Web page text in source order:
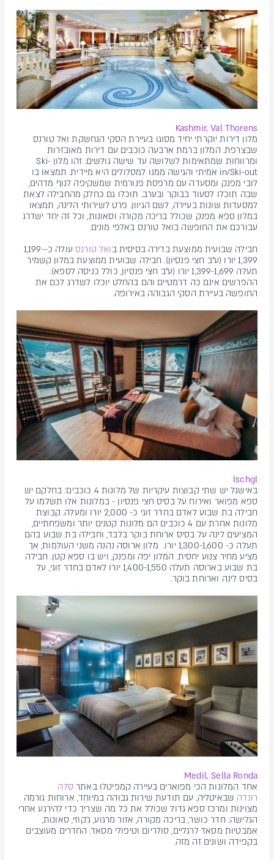
Kashmir, Val Thorens
מלון דירות יוקרתי יחיד מסוגו בעיירת הסקי הנחשקת ואל טורנס
שבצרפת. המלון ברמת ארבעה כוכבים עם דירות מאובזרות
ומרווחות שמתאימות לשלושה עד שישה גולשים. זהו מלון Ski-
in/Ski-out אמיתי והגישה ממנו למסלולים היא מיידית. תמצאו בו
לובי מפנק ומסעדה עם מרפסת פנורמית שמשקיפה לנוף מדהים,
שבה תוכלו לסעוד בבוקר ובערב. תוכלו גם כחלק מהחבילה לצאת
למסעדות שונות בעיירה, לשם הגיוון. פרט לשירותי הלינה, תמצאו
במלון ספא מפנק שכולל בריכה מקורה וסאונות, וכל זה יחד ישדרג
עבורכם את החופשה בואל טורנס באלפי מונים.
חבילה שבועית ממוצעת בדירה בסיסית בואל טורנס
עולה כ-1,199-
1,399 יורו (ע"ב חצי פנסיון). חבילה שבועית ממוצעת במלון קשמיר
תעלה 1,399-1,699 יורו (ע"ב חצי פנסיון, כולל כניסה לספא).
ההפרשים אינם כה דרמטיים והם בהחלט יוכלו לשדרג לכם את
החופשה בעיירת הסקי הגבוהה באירופה.
Ischgl
באישגל יש שתי קבוצות עיקריות של מלונות 4 כוכבים: בחלקם יש
ספא מפואר ואירוח על בסיס חצי פנסיון - במלונות אלו תשלמו על
חבילה בת שבוע לאדם בחדר זוגי כ- 2,000 יורו ומעלה. קבוצת
מלונות אחרת עם 4 כוכבים הם מלונות קטנים יותר ומשפחתיים,
המציעים לינה על בסיס ארוחת בוקר בלבד, וחבילה בת שבוע בהם
תעלה כ- 1,300-1,600 יורו. מלון ארוסה נהנה משני העולמות, אך
מציע מחיר צנוע יחסית. המלון יפה ומפנק, ויש בו ספא קטן. חבילה
בת שבוע בארוסה תעלה 1,400-1,550 יורו לאדם בחדר זוגי, על
בסיס לינה וארוחת בוקר.
Medil, Sella Ronda
אחד המלונות הכי מפוארים בעיירה קמפיטלו באתר סלה
רונדה שבאיטליה, עם תודעת שירות גבוהה במיוחד, ארוחות גורמה
מצוינות ומרכז ספא גדול שכולל את כל מה שצריך כדי להירגע אחרי
הגלישה: חדר כושר, בריכה מקורה, אזור מרגוע, ג'קוזי, סאונות,
אמבטיות מסאז' לרגליים, סולריום וטיפולי מסאז'. החדרים מעוצבים
בקפידה ושונים זה מזה.